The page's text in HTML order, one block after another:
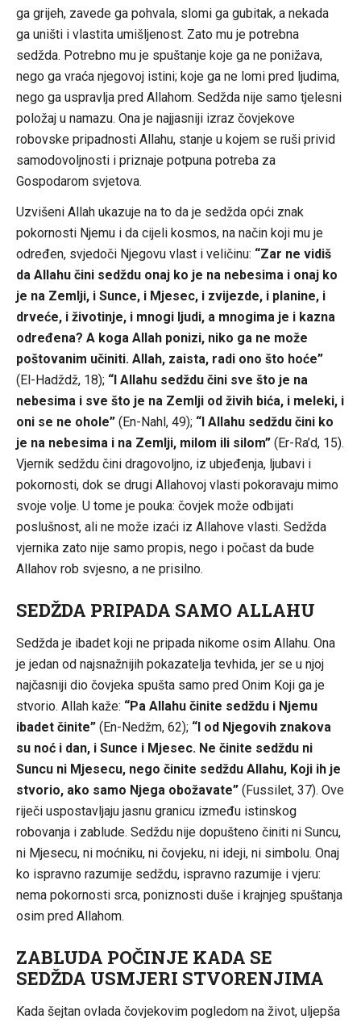
ga grijeh, zavede ga pohvala, slomi ga gubitak, a nekada
ga uništi i vlastita umišljenost. Zato mu je potrebna
sedžda. Potrebno mu je spuštanje koje ga ne ponižava,
nego ga vraća njegovoj istini; koje ga ne lomi pred ljudima,
nego ga uspravlja pred Allahom. Sedžda nije samo tjelesni
položaj u namazu. Ona je najjasniji izraz čovjekove
robovske pripadnosti Allahu, stanje u kojem se ruši privid
samodovoljnosti i priznaje potpuna potreba za
Gospodarom svjetova.
Uzvišeni Allah ukazuje na to da je sedžda opći znak
pokornosti Njemu i da cijeli kosmos, na način koji mu je
određen, svjedoči Njegovu vlast i veličinu: “Zar ne vidiš
da Allahu čini sedždu onaj ko je na nebesima i onaj ko
je na Zemlji, i Sunce, i Mjesec, i zvijezde, i planine, i
drveće, i životinje, i mnogi ljudi, a mnogima je i kazna
određena? A koga Allah ponizi, niko ga ne može
poštovanim učiniti. Allah, zaista, radi ono što hoće”
(El-Hadždž, 18); “I Allahu sedždu čini sve što je na
nebesima i sve što je na Zemlji od živih bića, i meleki, i
oni se ne ohole”(En-Nahl, 49); “I Allahu sedždu čini ko
je na nebesima i na Zemlji, milom ili silom”(Er-Ra’d, 15).
Vjernik sedždu čini dragovoljno, iz ubjeđenja, ljubavi i
pokornosti, dok se drugi Allahovoj vlasti pokoravaju mimo
svoje volje. U tome je pouka: čovjek može odbijati
poslušnost, ali ne može izaći iz Allahove vlasti. Sedžda
vjernika zato nije samo propis, nego i počast da bude
Allahov rob svjesno, a ne prisilno.
SEDŽDA PRIPADA SAMO ALLAHU
Sedžda je ibadet koji ne pripada nikome osim Allahu. Ona
je jedan od najsnažnijih pokazatelja tevhida, jer se u njoj
najčasniji dio čovjeka spušta samo pred Onim Koji ga je
stvorio. Allah kaže: “Pa Allahu činite sedždu i Njemu
ibadet činite”(En-Nedžm, 62); “I od Njegovih znakova
su noć i dan, i Sunce i Mjesec. Ne činite sedždu ni
Suncu ni Mjesecu, nego činite sedždu Allahu, Koji ih je
stvorio, ako samo Njega obožavate”(Fussilet, 37). Ove
riječi uspostavljaju jasnu granicu između istinskog
robovanja i zablude. Sedždu nije dopušteno činiti ni Suncu,
ni Mjesecu, ni moćniku, ni čovjeku, ni ideji, ni simbolu. Onaj
ko ispravno razumije sedždu, ispravno razumije i vjeru:
nema pokornosti srca, poniznosti duše i krajnjeg spuštanja
osim pred Allahom.
ZABLUDA POČINJE KADA SE
SEDŽDA USMJERI STVORENJIMA
Kada šejtan ovlada čovjekovim pogledom na život, uljepša